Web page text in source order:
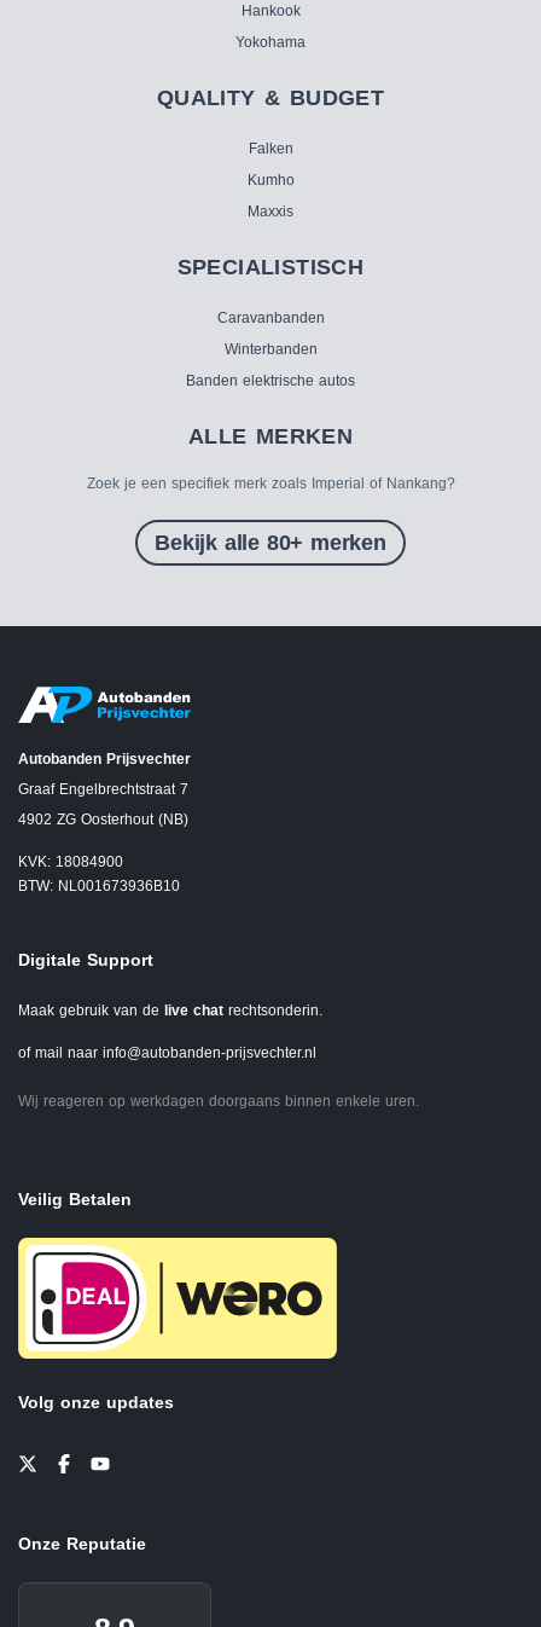
Hankook
Yokohama
QUALITY & BUDGET
Falken
Kumho
Maxxis
SPECIALISTISCH
Caravanbanden
Winterbanden
Banden elektrische autos
ALLE MERKEN
Zoek je een specifiek merk zoals Imperial of Nankang?
Bekijk alle 80+ merken
Autobanden Prijsvechter
Graaf Engelbrechtstraat 7
4902 ZG Oosterhout (NB)
KVK: 18084900
BTW: NL001673936B10
Digitale Support
Maak gebruik van de live chat rechtsonderin.
of mail naar info@autobanden-prijsvechter.nl
Wij reageren op werkdagen doorgaans binnen enkele uren.
Veilig Betalen
Volg onze updates
Onze Reputatie